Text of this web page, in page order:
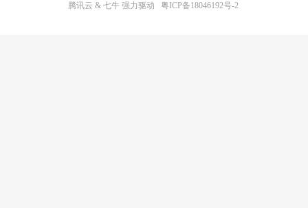
腾讯云 & 七牛强力驱动 粤ICP备18046192号-2